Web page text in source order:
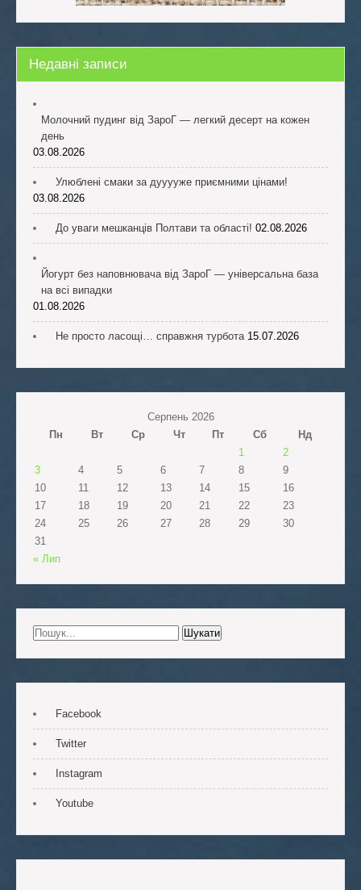
Недавні записи
Молочний пудинг від ЗароГ — легкий десерт на кожен
день
03.08.2026
Улюблені смаки за дууууже приємними цінами!
03.08.2026
До уваги мешканців Полтави та області! 02.08.2026
Йогурт без наповнювача від ЗароГ — універсальна база
на всі випадки
01.08.2026
Не просто ласощі… справжня турбота 15.07.2026
Серпень 2026
Пн
Вт Ср Чт Пт Сб
Нд
1
2
3
4 5 6 7 8
9
10
11 12 13 14 15
16
17
18 19 20 21 22
23
24
25 26 27 28 29
30
31
« Лип
Facebook
Twitter
Instagram
Youtube